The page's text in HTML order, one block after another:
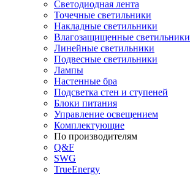
Светодиодная лента
Точечные светильники
Накладные светильники
Влагозащищенные светильники
Линейные светильники
Подвесные светильники
Лампы
Настенные бра
Подсветка стен и ступеней
Блоки питания
Управление освещением
Комплектующие
По производителям
Q&F
SWG
TrueEnergy